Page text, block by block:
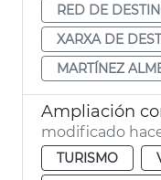
RED DE
XARXA DE
MARTÍNEZ
modificado
TURISMO